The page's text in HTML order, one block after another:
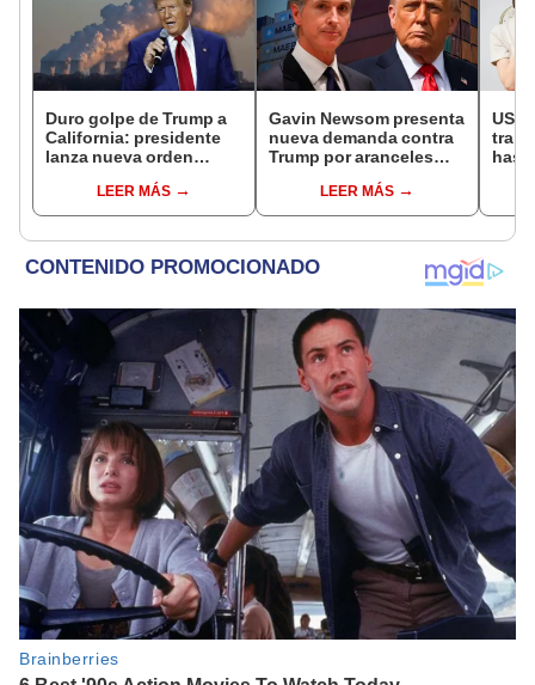
Duro golpe de Trump a
California: presidente
lanza nueva orden
las leyes ambientales
del estado
LEER MÁS
Gavin Newsom presenta
nueva demanda contra
Trump por aranceles
a la economía de
California
LEER MÁS